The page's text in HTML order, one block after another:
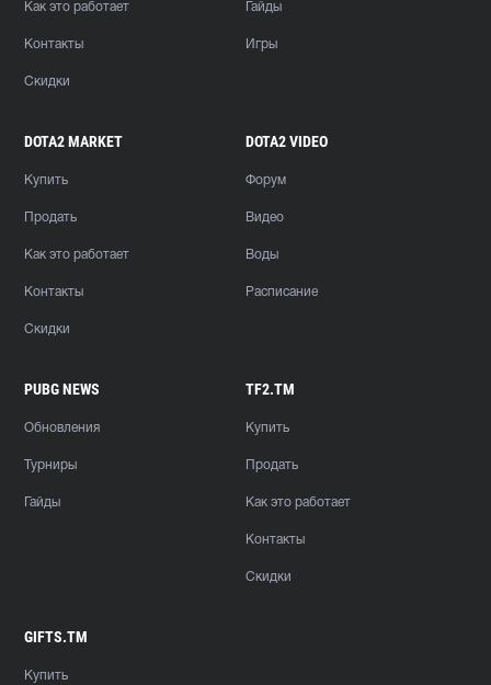
Как это работает
Контакты
Скидки
Гайды
Игры
DOTA2 MARKET
Купить
Продать
Как это работает
Контакты
Скидки
DOTA2 VIDEO
Форум
Видео
Воды
Расписание
PUBG NEWS
Обновления
Турниры
Гайды
TF2.TM
Купить
Продать
Как это работает
Контакты
Скидки
GIFTS.TM
Купить